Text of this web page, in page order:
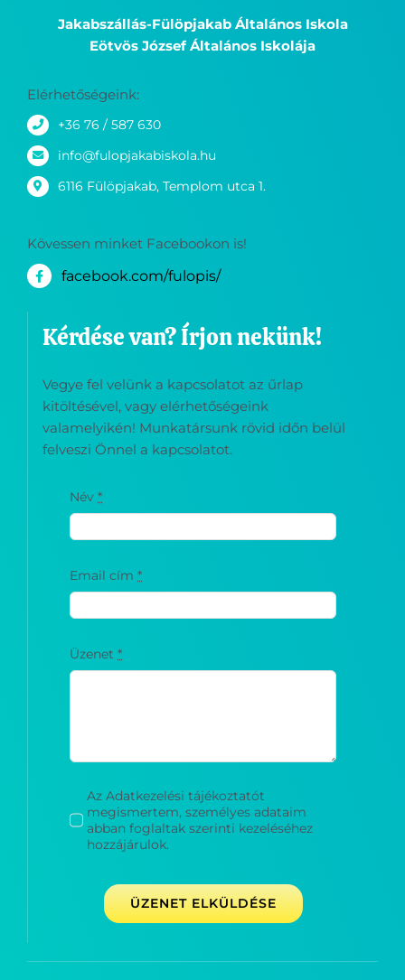
Jakabszállás-Fülöpjakab Általános Iskola
Eötvös József Általános Iskolája
Elérhetőségeink:
+36 76 / 587 630
info@fulopjakabiskola.hu
6116 Fülöpjakab, Templom utca 1.
Kövessen minket Facebookon is!
facebook.com/fulopis/
Kérdése van? Írjon nekünk!
Vegye fel velünk a kapcsolatot az űrlap
kitöltésével, vagy elérhetőségeink
valamelyikén! Munkatársunk rövid időn belül
felveszi Önnel a kapcsolatot.
Név*
Email cím*
Üzenet*
Az Adatkezelési tájékoztatót
megismertem, személyes adataim
abban foglaltak szerinti kezeléséhez
hozzájárulok.
ÜZENET ELKÜLDÉSE